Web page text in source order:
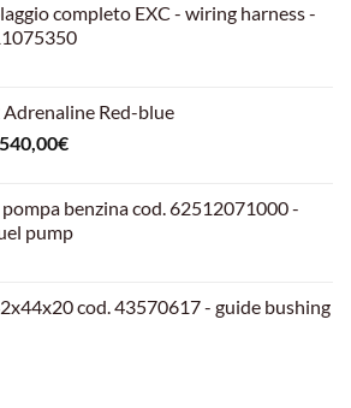
completo EXC - wiring harness -
Adrenaline Red-blue
Il
540,00€Il
è:
540,00€.
benzina cod. 62512071000 -
pump
cod. 43570617 - guide bushing